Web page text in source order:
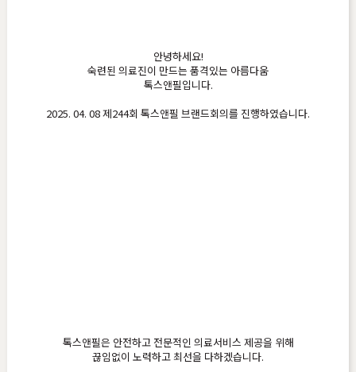
안녕하세요!
숙련된 의료진이 만드는 품격있는 아름다움
톡스앤필입니다.
2025. 04. 08 제244회 톡스앤필 브랜드회의를 진행하였습니다.
톡스앤필은 안전하고 전문적인 의료서비스 제공을 위해
끊임없이 노력하고 최선을 다하겠습니다.